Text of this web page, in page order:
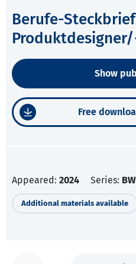
Berufe-
Show
Free
Appeared: 2024 Series:
Additional materials available